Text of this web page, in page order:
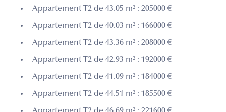
Appartement T2 de 43.05 m² : 205000 €
Appartement T2 de 40.03 m² : 166000 €
Appartement T2 de 43.36 m² : 208000 €
Appartement T2 de 42.93 m² : 192000 €
Appartement T2 de 41.09 m² : 184000 €
Appartement T2 de 44.51 m² : 185500 €